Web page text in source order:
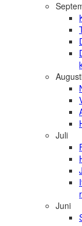
Juli
Juni